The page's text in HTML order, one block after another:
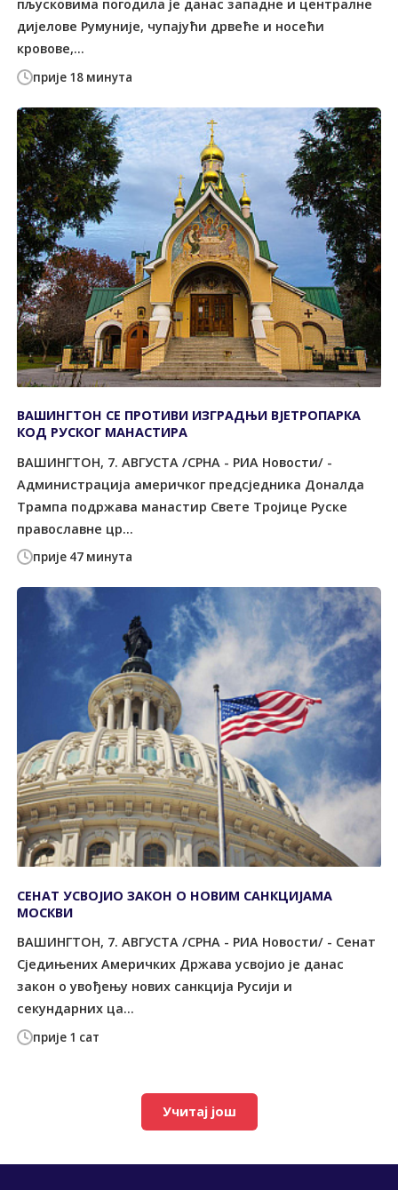
прије 18 минута
пљусковима погодила је данас западне и централне
дијелове Румуније, чупајући дрвеће и носећи
кровове,...
прије 47 минута
ВАШИНГТОН СЕ ПРОТИВИ ИЗГРАДЊИ ВЈЕТРОПАРКА
КОД РУСКОГ МАНАСТИРА
ВАШИНГТОН, 7. АВГУСТА /СРНА - РИА Новости/ -
Администрација америчког предсједника Доналда
Трампа подржава манастир Свете Тројице Руске
православне цр...
прије 1 сат
СЕНАТ УСВОЈИО ЗАКОН О НОВИМ САНКЦИЈАМА
МОСКВИ
ВАШИНГТОН, 7. АВГУСТА /СРНА - РИА Новости/ - Сенат
Сједињених Америчких Држава усвојио је данас
закон о увођењу нових санкција Русији и
секундарних ца...
Учитај још